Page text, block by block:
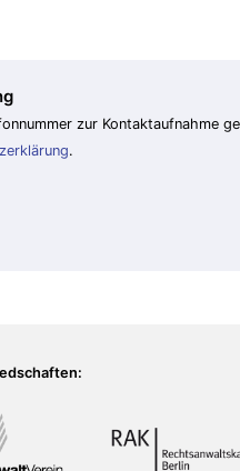
zur Kontaktaufnahme
.